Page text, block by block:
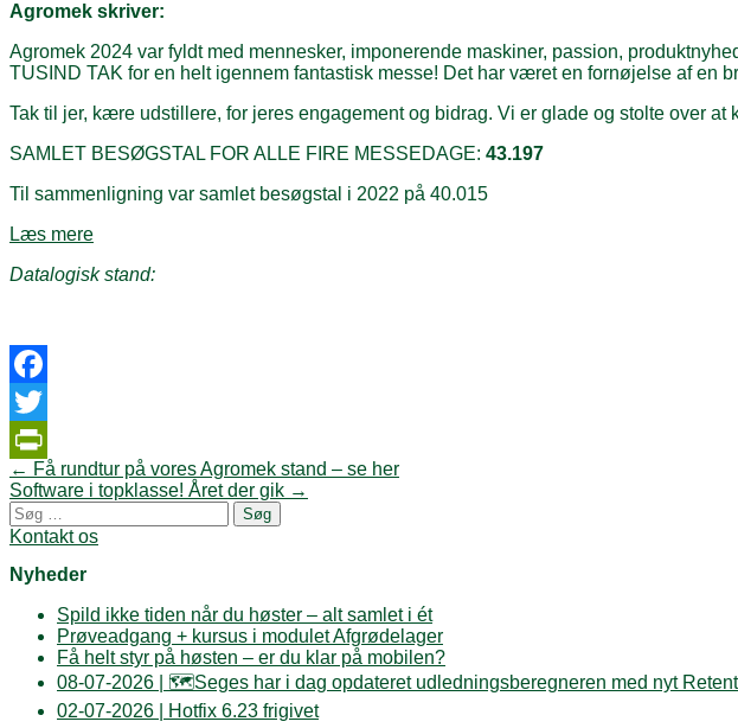
Agromek skriver:
Agromek 2024 var fyldt med mennesker, imponerende maskiner, passion,
TUSIND TAK for en helt igennem fantastisk messe! Det har været en fornøjelse af en
Tak til jer, kære udstillere, for jeres engagement og bidrag. Vi er glade og stolte over
SAMLET BESØGSTAL FOR ALLE FIRE MESSEDAGE: 43.197
Til sammenligning var samlet besøgstal i 2022 på 40.015
Læs mere
Datalogisk stand:
Facebook
Twitter
PrintFriendly
Post
navigation
← Få rundtur på vores Agromek stand – se her
Software i topklasse! Året der gik →
Søg
efter:
Kontakt os
Nyheder
Spild ikke tiden når du høster – alt samlet i ét
Prøveadgang + kursus i modulet Afgrødelager
Få helt styr på høsten – er du klar på mobilen?
08-07-2026 | 🗺️Seges har i dag opdateret udledningsberegneren med nyt
02-07-2026 | Hotfix 6.23 frigivet